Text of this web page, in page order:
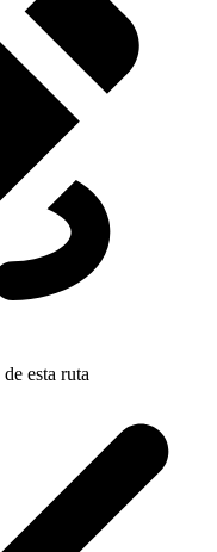
de esta ruta